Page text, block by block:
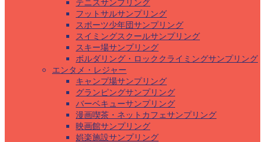
テニスサンプリング
フットサルサンプリング
スポーツ少年団サンプリング
スイミングスクールサンプリング
スキー場サンプリング
ボルダリング・ロッククライミングサンプリング
エンタメ・レジャー
キャンプ場サンプリング
グランピングサンプリング
バーベキューサンプリング
漫画喫茶・ネットカフェサンプリング
映画館サンプリング
娯楽施設サンプリング